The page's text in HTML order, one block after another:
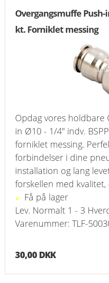
Overgangsmuffe Push-
kt. Forniklet messing
Opdag vores holdbare
in Ø10 - 1/4" indv.
forniklet messing.
forbindelser i dine
installation og lang
forskellen med
Få på lager
Lev. Normalt 1 - 3
Varenummer: TLF-
30,00 DKK